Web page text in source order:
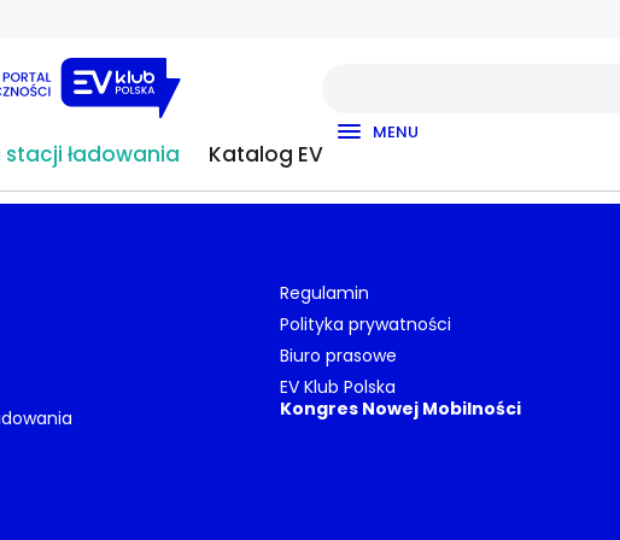
stacji ładowania Katalog EV
MENU
Regulamin
Polityka prywatności
Biuro prasowe
EV Klub Polska
Kongres Nowej Mobilności